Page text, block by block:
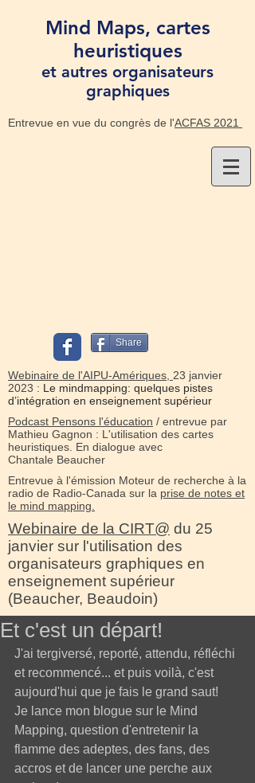
Mind Maps, cartes
heuristiques
et autres organisateurs
graphiques
Entrevue en vue du congrès de l'ACFAS 2021
Share
Webinaire de l'AIPU-Amériques, 23 janvier
2023 : Le mindmapping: quelques pistes
d’intégration en enseignement supérieur
Podcast Pensons l'éducation / entrevue par
Mathieu Gagnon : L'utilisation des cartes
heuristiques. En dialogue avec
Chantale Beaucher
Entrevue à l'émission Moteur de recherche à la
radio de Radio-Canada sur la prise de notes et
le mind mapping.
Webinaire de la CIRT@ du 25
janvier sur l'utilisation des
organisateurs graphiques en
enseignement supérieur
(Beaucher, Beaudoin)
Et c'est un départ!
J'ai tergiversé, reporté, attendu, réfléchi
et recommencé... et puis voilà, c'est
aujourd'hui que je fais le grand saut!
Je lance mon blogue sur le Mind
Mapping, question d'entretenir la
flamme des adeptes, des fans, des
accros et de lancer une perche aux